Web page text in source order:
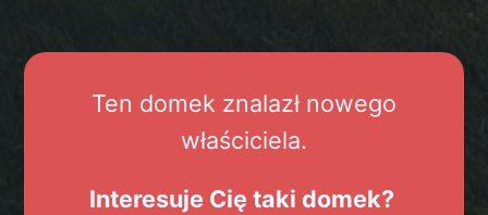
Ten domek znalazł nowego
właściciela.
Interesuje Cię taki domek?